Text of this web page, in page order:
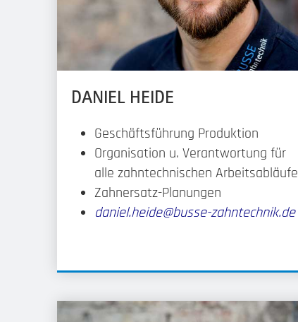
DANIEL HEIDE
Geschäftsführung Produktion
Organisation u. Verantwortung für
alle zahntechnischen Arbeitsabläufe
Zahnersatz-Planungen
daniel.heide@busse-zahntechnik.de